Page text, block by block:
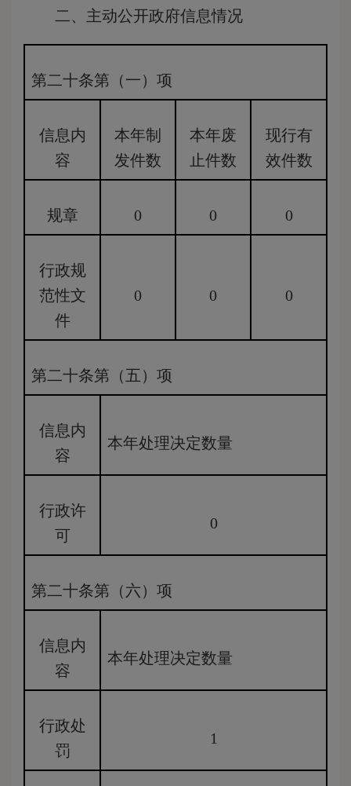
二、主动公开政府信息情况
第二十条第（一）项
信息内
容
本年制
发件数
本年废
止件数
现行有
效件数
规章 0 0 0
行政规
范性文
件
0 0 0
第二十条第（五）项
信息内
容
本年处理决定数量
行政许
可
0
第二十条第（六）项
信息内
容
本年处理决定数量
行政处
罚
1